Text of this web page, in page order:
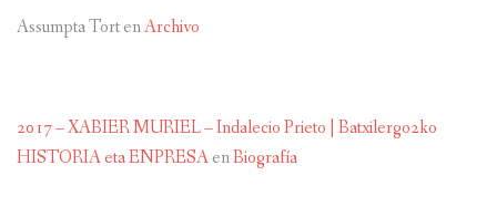
Assumpta TortenArchivo
2017 – XABIER MURIEL – Indalecio Prieto | Batxilergo2ko
HISTORIA eta ENPRESAenBiografía